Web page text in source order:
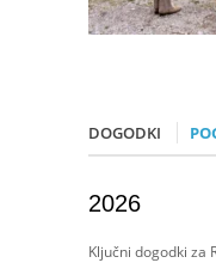
DOGODKI
2026
Ključni dogodki za